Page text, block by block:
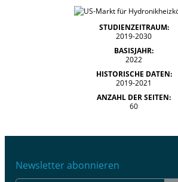
STUDIENZEITRAUM:
2019-2030
BASISJAHR:
2022
HISTORISCHE DATEN:
2019-2021
ANZAHL DER SEITEN:
60
Newsletter abonnieren